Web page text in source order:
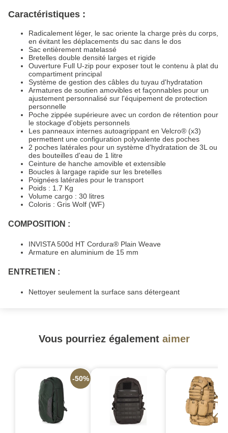
Caractéristiques :
Radicalement léger, le sac oriente la charge près du corps,
en évitant les déplacements du sac dans le dos
Sac entièrement matelassé
Bretelles double densité larges et rigide
Ouverture Full U-zip pour exposer tout le contenu à plat du
compartiment principal
Système de gestion des câbles du tuyau d'hydratation
Armatures de soutien amovibles et façonnables pour un
ajustement personnalisé sur l'équipement de protection
personnelle
Poche zippée supérieure avec un cordon de rétention pour
le stockage d'objets personnels
Les panneaux internes autoagrippant en Velcro® (x3)
permettent une configuration polyvalente des poches
2 poches latérales pour un système d'hydratation de 3L ou
des bouteilles d'eau de 1 litre
Ceinture de hanche amovible et extensible
Boucles à largage rapide sur les bretelles
Poignées latérales pour le transport
Poids : 1.7 Kg
Volume cargo : 30 litres
Coloris : Gris Wolf (WF)
COMPOSITION :
INVISTA 500d HT Cordura® Plain Weave
Armature en aluminium de 15 mm
ENTRETIEN :
Nettoyer seulement la surface sans détergeant
Vous pourriez également aimer
-50%